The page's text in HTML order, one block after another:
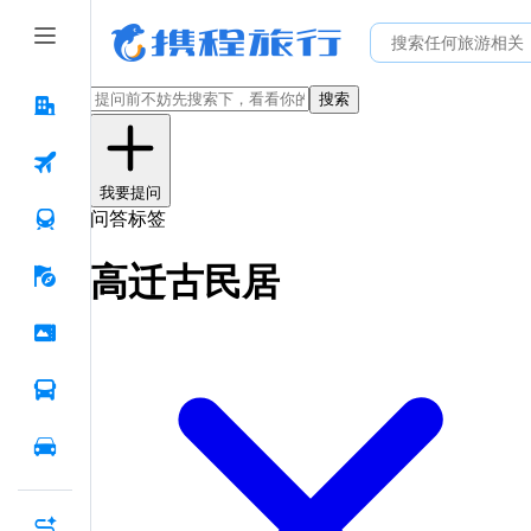
搜索
我要提问
问答标签
高迁古民居